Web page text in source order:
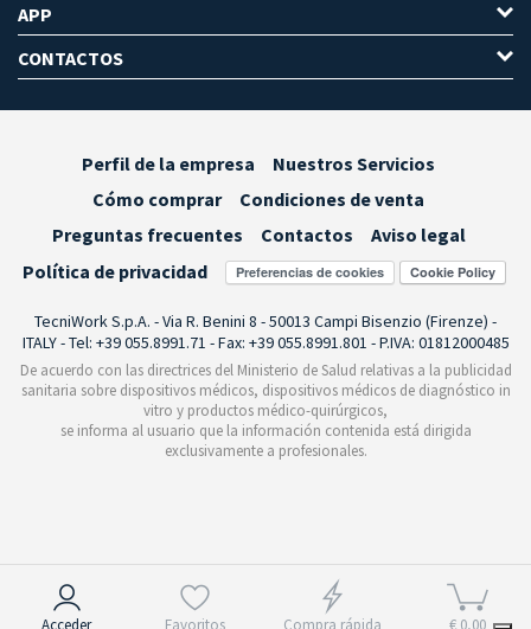
Acceder Favoritos Compra rápida € 0,00
APP
CONTACTOS
Perfil de la empresa
Nuestros Servicios
Cómo comprar
Condiciones de venta
Preguntas frecuentes
Contactos
Aviso legal
Política de privacidad
Preferencias de cookies
TecniWork S.p.A. - Via R. Benini 8 - 50013 Campi Bisenzio (Firenze) -
ITALY - Tel: +39 055.8991.71 - Fax: +39 055.8991.801 - P.IVA: 01812000485
De acuerdo con las directrices del Ministerio de Salud relativas a la publicidad
sanitaria sobre dispositivos médicos, dispositivos médicos de diagnóstico in
vitro y productos médico-quirúrgicos,
se informa al usuario que la información contenida está dirigida
exclusivamente a profesionales.
Aviso en el momento de la recogida